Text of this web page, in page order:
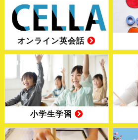
オンライン英会話
小学生学習